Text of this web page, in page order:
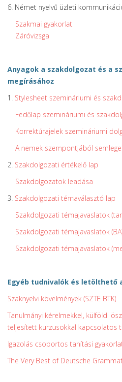
6. Német nyelvű üzleti
Szakmai gyakorlat
Záróvizsga
Anyagok a szakdolgozat és a
megírásához
1. Stylesheet szemináriumi és
Fedőlap szemináriumi és
Korrektúrajelek szemináriumi
A nemek szempontjából
2. Szakdolgozati értékelő lap
Szakdolgozatok leadása
3. Szakdolgozati témaválasztó lap
Szakdolgozati témajavaslatok
Szakdolgozati témajavaslatok
Szakdolgozati témajavaslatok
Egyéb tudnivalók és letölthető
Szaknyelvi kövelmények (SZTE BTK)
Tanulmányi kérelmekkel, külföldi
teljesített kurzusokkal kapcsolatos
Igazolás csoportos tanítási
The Very Best of Deutsche